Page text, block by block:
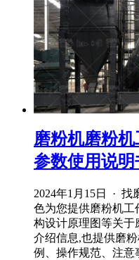
磨粉机磨粉
参数使用说明
2024年1月15日 · 找
色为您提供磨粉机工
构设计原理图等关于
介绍信息,也提供磨
例、操作规范、注意